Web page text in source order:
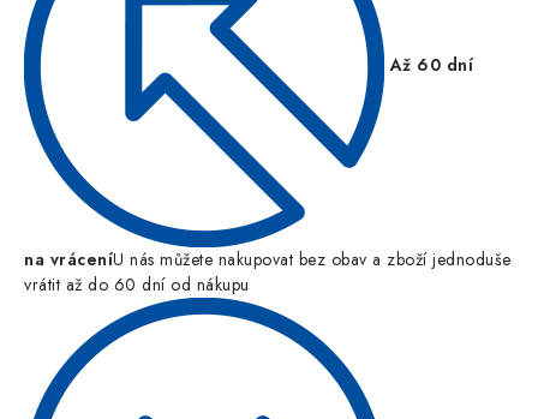
Až 60 dní
na vráceníU nás můžete nakupovat bez obav a zboží jednoduše
vrátit až do 60 dní od nákupu